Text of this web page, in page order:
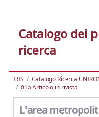
Catalogo dei
ricerca
IRIS Catalogo Ricerca
01a Articolo in rivista
L'area